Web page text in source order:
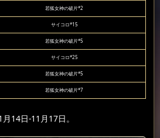
若狐女神の破片*2
サイコロ*15
若狐女神の破片*5
サイコロ*25
若狐女神の破片*5
若狐女神の破片*7
14日-11月17日。